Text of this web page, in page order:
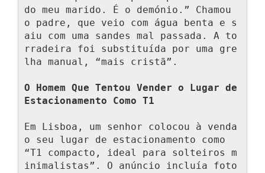
do meu marido. É o demónio.” Chamou
o padre, que veio com água benta e s
aiu com uma sandes mal passada. A to
rradeira foi substituída por uma gre
lha manual, “mais cristã”.
O Homem Que Tentou Vender o Lugar de
Estacionamento Como T1
Em Lisboa, um senhor colocou à venda
o seu lugar de estacionamento como
“T1 compacto, ideal para solteiros m
inimalistas”. O anúncio incluía foto